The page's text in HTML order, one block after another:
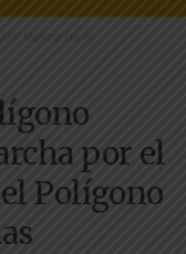
Marcha por el
por el
Polígono